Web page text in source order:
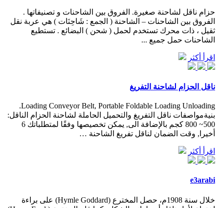
حزام ناقل لشاحنة صغيرة. الفروق بين الشاحنات و تصنيفاتها .
الفروق بين الشاحنات – الشاحنة ( الجمع : شَاحِنَات ) هي عربة نقل
ثقيل ، ذات محرك تستخدم لحمل ( شحن ) البضائع . تستطيع
الشاحنات حمل جميع ...
اقرأ أكثر
ناقل الحزام لشاحنة التفريغ
Loading Conveyor Belt, Portable Foldable Loading Unloading.
بنيةمواصفات ناقل التفريغ والتحميل الحاملة لشاحنة الحزام الناقل:
500~ 800 كجم بالإضافة الى, يمكن تخصيصها وفقًا لمتطلباتك 6
أخيرا, وقت الضمان لناقل تفريغ الشاحنة …
اقرأ أكثر
e3arabi
خلال سنة 1908م، حصل المخترع (Hymle Goddard) على براءة